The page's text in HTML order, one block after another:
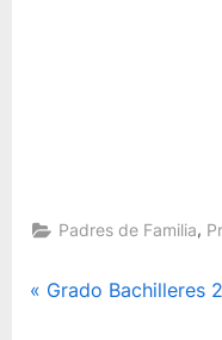
Padres de Familia,
Navegación
P
Grado Bachilleres